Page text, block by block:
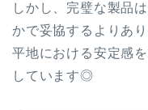
しかし、完璧な製品
かで妥協するよりあ
平地における安定感
しています◎